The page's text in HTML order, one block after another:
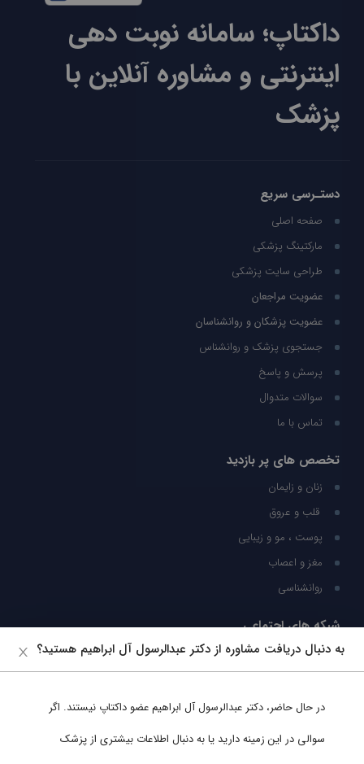
داکتاپ؛ سامانه نوبت دهی
اینترنتی و مشاوره آنلاین با
پزشک
دستـرسی سریع
صفحه اصلی
مارکتینگ پزشکی
طراحی سایت پزشکی
عضویت مراجعان
عضویت پزشکان و روانشناسان
جستجوی پزشک و روانشناس
پرسش و پاسخ
سوالات متدوال
تماس با ما
تخصص های پر بازدید
زنان و زایمان
قلب و عروق
پوست ، مو و زیبایی
مغز و اعصاب
روانشناسی
شبکه های اجتماعی
ما را در شبکه های اجتماعی دنبال کنید
به دنبال دریافت مشاوره از دکتر عبدالرسول آل ابراهیم هستید؟
در حال حاضر، دکتر عبدالرسول آل ابراهیمعضو داکتاپ نیستند. اگر
سوالی در این زمینه دارید یا به دنبال اطلاعات بیشتری از پزشک